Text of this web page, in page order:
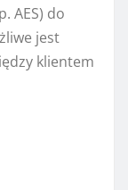
AES) do
jest
klientem